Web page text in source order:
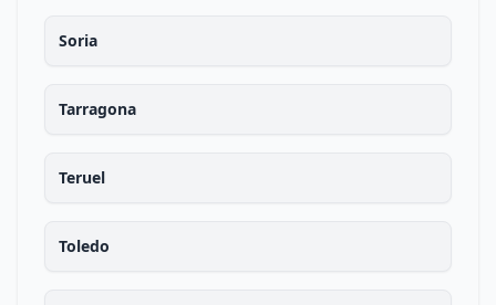
Soria
Tarragona
Teruel
Toledo